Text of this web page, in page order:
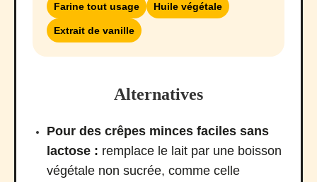
Farine tout usage Huile végétale
Extrait de vanille
Alternatives
Pour des crêpes minces faciles sans
lactose : remplace le lait par une boisson
végétale non sucrée, comme celle